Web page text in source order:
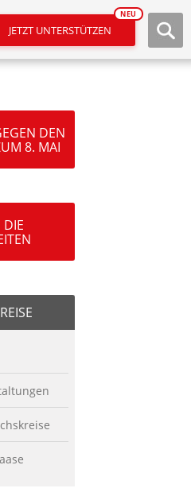
JETZT UNTERSTÜTZEN
NEU
DEN
8. MAI
DIE